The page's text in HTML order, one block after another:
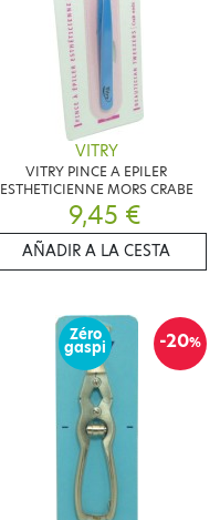
VITRY
VITRY PINCE A EPILER
ESTHETICIENNE MORS CRABE
9,45 €
AÑADIR A LA CESTA
-20%
Zéro
gaspi